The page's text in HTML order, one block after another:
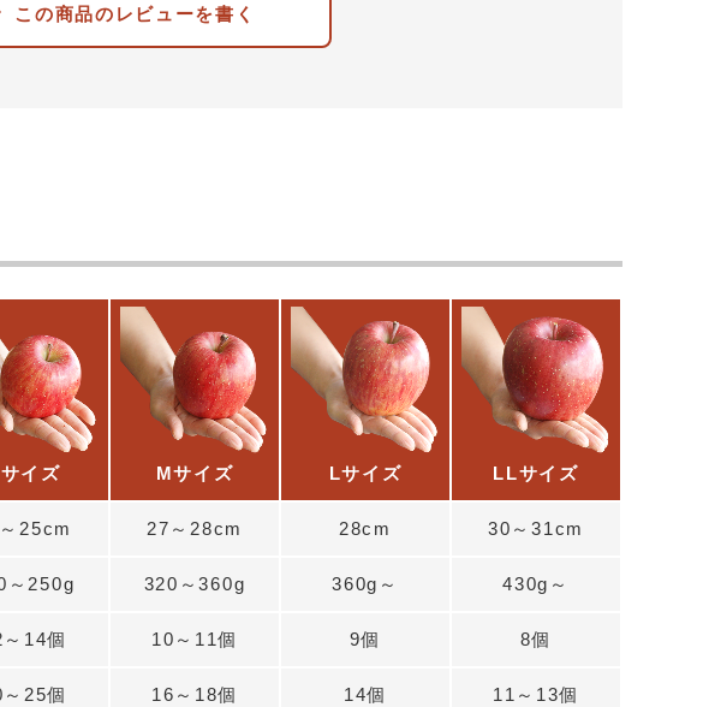
レビューを書く
イズ Mサイズ Lサイズ LLサイズ
25cm 27～28cm 28cm 30～31cm
～250g 320～360g 360g～ 430g～
～14個 10～11個 9個 8個
～25個 16～18個 14個 11～13個